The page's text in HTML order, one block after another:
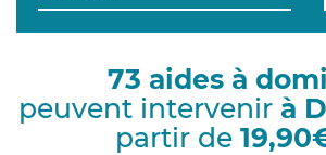
73 aides à
peuvent intervenir à
partir de